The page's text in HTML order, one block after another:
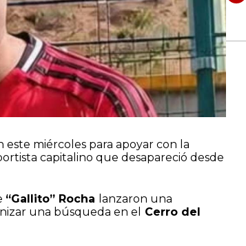
este miércoles para apoyar con la
capitalino que desapareció desde
“Gallito” Rocha lanzaron una
una búsqueda en el
Cerro del